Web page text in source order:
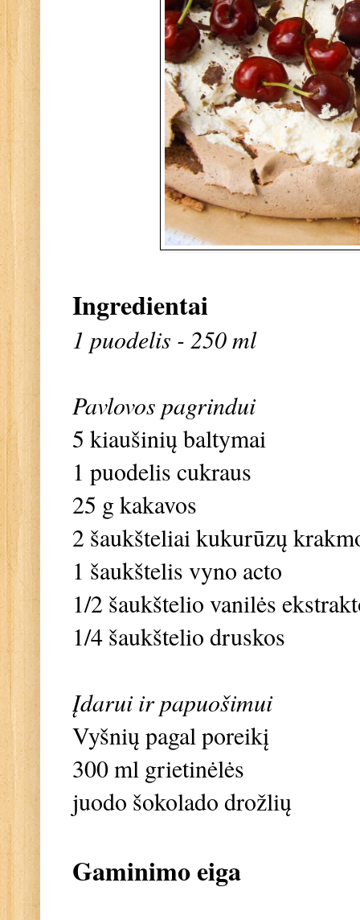
Ingredientai
1 puodelis - 250 ml
Pavlovos pagrindui
5 kiaušinių baltymai
1 puodelis cukraus
25 g kakavos
2 šaukšteliai kukurūzų
1 šaukštelis vyno acto
1/2 šaukštelio vanilės
1/4 šaukštelio druskos
Įdarui ir papuošimui
Vyšnių pagal poreikį
300 ml grietinėlės
juodo šokolado drožlių
Gaminimo eiga